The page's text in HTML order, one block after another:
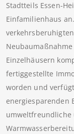
Stadtteils Essen-
Einfamilienhaus
Einzelhäusern
fertiggestellte
worden und
energiesparenden
umweltfreundliche